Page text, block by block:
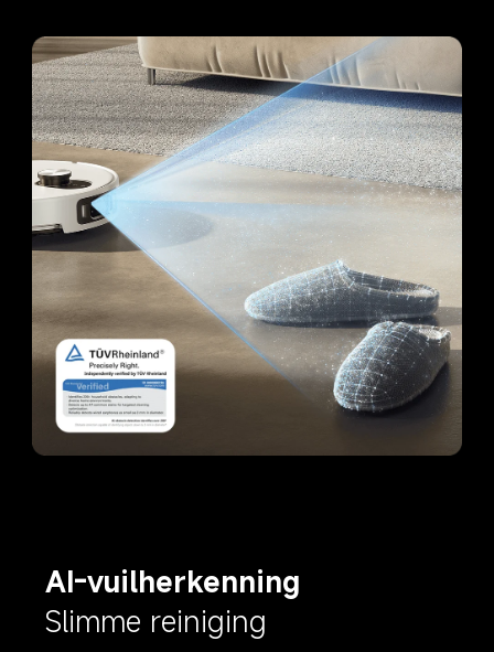
AI-vuilherkenning
Slimme reiniging